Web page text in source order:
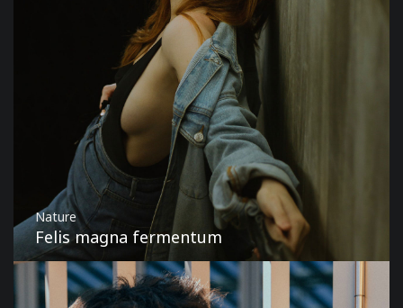
Nature
Felis magna fermentum